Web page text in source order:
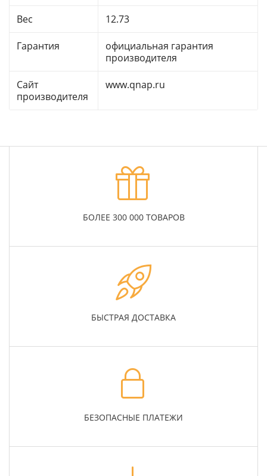
Вес 12.73
Гарантия
официальная гарантия
производителя
Сайт
производителя
www.qnap.ru
БОЛЕЕ 300 000 ТОВАРОВ
БЫСТРАЯ ДОСТАВКА
БЕЗОПАСНЫЕ ПЛАТЕЖИ